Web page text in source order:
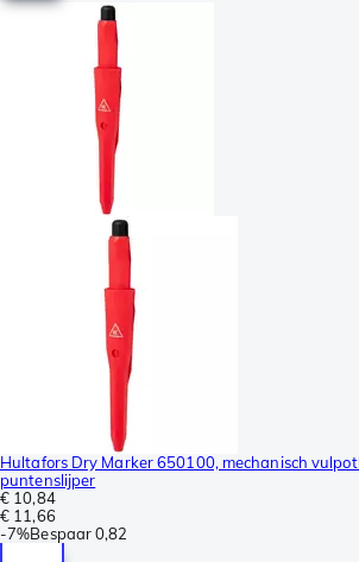
Hultafors Dry Marker 650100, mechanisch
puntenslijper
€ 10,84
€ 11,66
-7%Bespaar0,82